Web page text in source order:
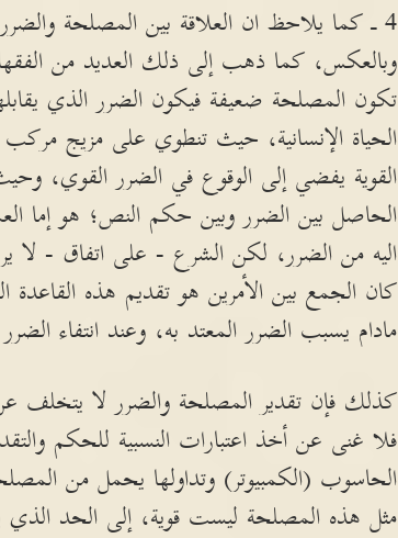
4 ـ كما يلاحظ ان العلاقة بين المصلحة
وبالعكس، كما ذهب إلى ذلك العديد من
تكون المصلحة ضعيفة فيكون الضرر الذي
الحياة الإنسانية، حيث تنطوي على مزيج مركب
القوية يفضي إلى الوقوع في الضرر القوي،
الحاصل بين الضرر وبين حكم النص؛ هو إما
اليه من الضرر، لكن الشرع - على اتفاق - لا
كان الجمع بين الأمرين هو تقديم هذه
مادام يسبب الضرر المعتد به، وعند انتفاء
كذلك فإن تقدير المصلحة والضرر لا يتخلف عن
فلا غنى عن أخذ اعتبارات النسبية للحكم
الحاسوب (الكمبيوتر) وتداولها يحمل من
مثل هذه المصلحة ليست قوية، إلى الحد الذي